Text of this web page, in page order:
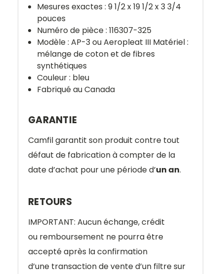
Mesures exactes : 9 1/2 x 19 1/2 x 3 3/4
pouces
Numéro de pièce : 116307-325
Modèle : AP-3 ou Aeropleat III Matériel :
mélange de coton et de fibres
synthétiques
Couleur : bleu
Fabriqué au Canada
GARANTIE
Camfil garantit son produit contre tout
défaut de fabrication à compter de la
date d’achat pour une période d’un an.
RETOURS
IMPORTANT: Aucun échange, crédit
ou remboursement ne pourra être
accepté après la confirmation
d’une transaction de vente d’un filtre sur